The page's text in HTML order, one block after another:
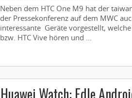
Neben dem HTC One M9 hat der
der Pressekonferenz auf dem MWC
interessante Geräte vorgestellt,
bzw. HTC Vive hören und ...
Huawei Watch: Edle